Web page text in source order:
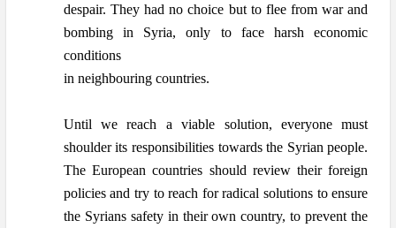
despair. They had no choice but to flee from war and
bombing in Syria, only to face harsh economic
conditions
in neighbouring countries.
Until we reach a viable solution, everyone must
shoulder its responsibilities towards the Syrian people.
The European countries should review their foreign
policies and try to reach for radical solutions to ensure
the Syrians safety in their own country, to prevent the